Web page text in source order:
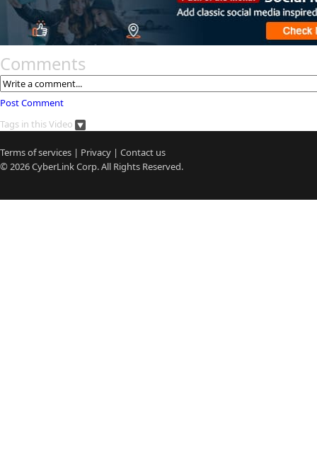
Comments
Post Comment
Tags in this Video
Terms of services | Privacy | Contact us
© 2026CyberLinkCorp. All Rights Reserved.